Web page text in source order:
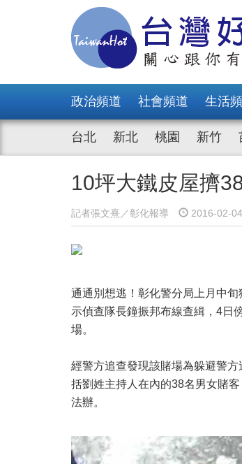
政治頻道 社會頻道 生活
台北 新北 桃園 新竹
10坪大鐵皮屋擠
記者張文熹／彰化報導 2016-02-
通通別想逃！彰化警分局上月中
示偵查隊長鐘振邦布線查緝，4日
場。
經警方追查發現該賭場為躲避警
括劉姓主持人在內的38名男女賭
法辦。